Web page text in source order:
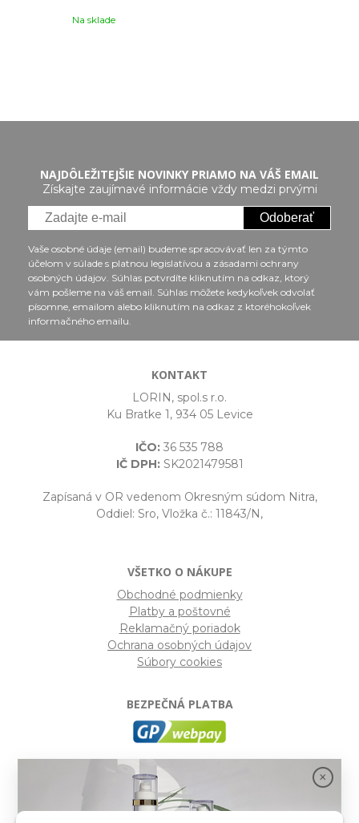
Na sklade
NAJDÔLEŽITEJŠIE NOVINKY PRIAMO NA VÁŠ EMAIL
Získajte zaujímavé informácie vždy medzi prvými
Odoberať
Vaše osobné údaje (email) budeme spracovávať len za týmto
účelom v súlade s platnou legislatívou a zásadami ochrany
osobných údajov. Súhlas potvrdíte kliknutím na odkaz, ktorý
vám pošleme na váš email. Súhlas môžete kedykoľvek odvolať
písomne, emailom alebo kliknutím na odkaz z ktoréhokoľvek
informačného emailu.
KONTAKT
LORIN, spol.s r.o.
Ku Bratke 1, 934 05 Levice
IČO: 36 535 788
IČ DPH:SK2021479581
Zapísaná v OR vedenom Okresným súdom Nitra,
Oddiel: Sro, Vložka č.: 11843/N,
VŠETKO O NÁKUPE
Obchodné podmienky
Platby a poštovné
Reklamačný poriadok
Ochrana osobných údajov
Súbory cookies
BEZPEČNÁ PLATBA
- Moderný a bezpečný systém pre platby
kartou na internete. Je jedným z najpoužívanejších
platobných brán na slovenských e-shopoch. Spĺňa